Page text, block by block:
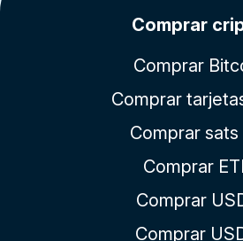
Comprar
Comprar
Comprar
Comprar sats
Comprar
Comprar
Comprar